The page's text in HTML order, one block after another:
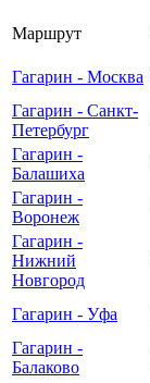
Маршрут
Гагарин - Москва
Гагарин - Санкт-
Петербург
Гагарин -
Балашиха
Гагарин -
Воронеж
Гагарин -
Нижний
Новгород
Гагарин - Уфа
Гагарин -
Балаково